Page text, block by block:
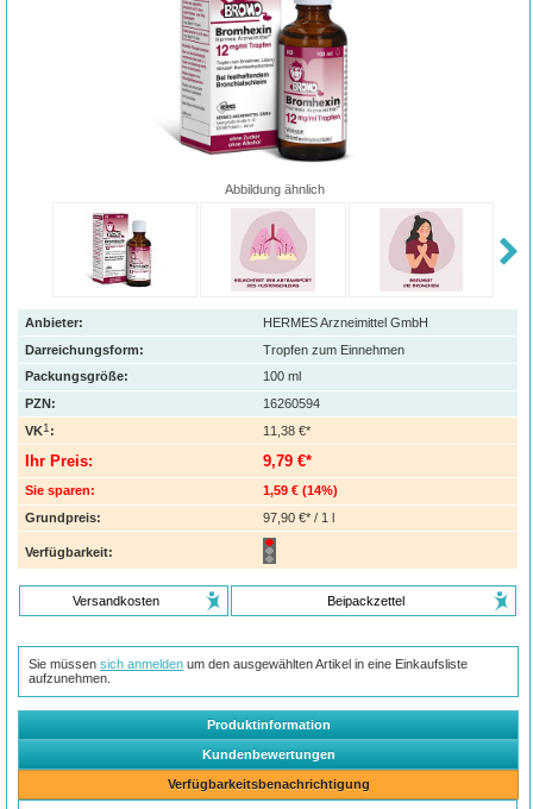
Abbildung ähnlich
Anbieter:
HERMES Arzneimittel GmbH
Darreichungsform:
Tropfen zum Einnehmen
Packungsgröße:
100 ml
PZN:
16260594
VK1: 11,38 €*
Ihr Preis: 9,79 €*
Sie sparen: 1,59 € (14%)
Grundpreis:
97,90 €* / 1 l
Verfügbarkeit:
Versandkosten Beipackzettel
Sie müssensich anmelden um den ausgewählten Artikel in eine Einkaufsliste
aufzunehmen.
Produktinformation
Kundenbewertungen
Verfügbarkeitsbenachrichtigung